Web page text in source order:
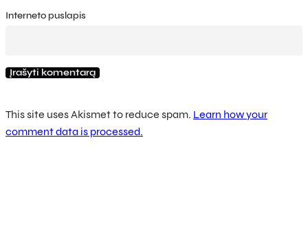
Interneto puslapis
This site uses Akismet to reduce spam. Learn how your
comment data is processed.